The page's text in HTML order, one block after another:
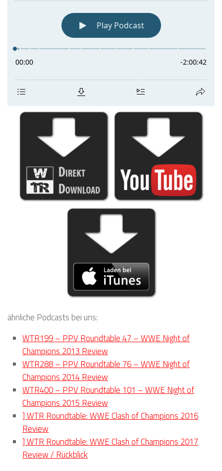
ähnliche Podcasts bei uns:
WTR199 – PPV Roundtable 47 – WWE Night of
Champions 2013 Review
WTR288 – PPV Roundtable 76 – WWE Night of
Champions 2014 Review
WTR400 – PPV Roundtable 101 – WWE Night of
Champions 2015 Review
] WTR Roundtable: WWE Clash of Champions 2016
Review
] WTR Roundtable: WWE Clash of Champions 2017
Review / Rückblick